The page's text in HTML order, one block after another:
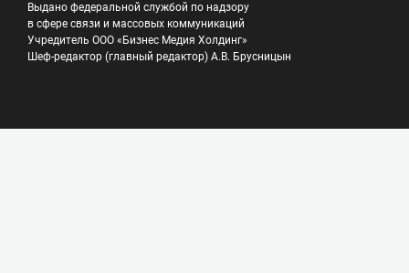
Выдано федеральной службой по надзору
в сфере связи и массовых коммуникаций
Учредитель ООО «Бизнес Медия Холдинг»
Шеф-редактор (главный редактор) А.В. Брусницын